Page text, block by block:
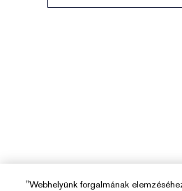
"Webhelyünk forgalmának